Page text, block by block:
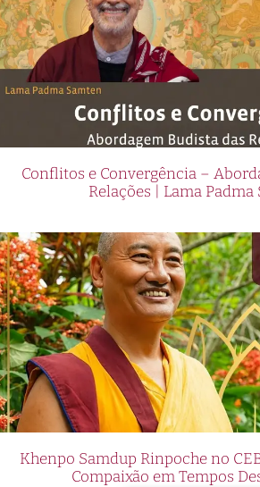
Conflitos e Convergência –
Relações | Lama Padma
Khenpo Samdup Rinpoche no
Compaixão em Tempos